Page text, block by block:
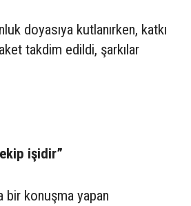
doyasıya kutlanırken, katkı
takdim edildi, şarkılar
işidir”
bir konuşma yapan